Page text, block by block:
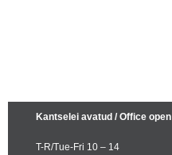
Kantselei avatud / Office open
T-R/Tue-Fri 10 – 14